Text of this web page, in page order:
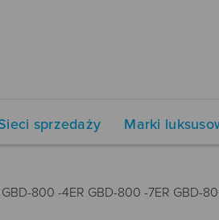
sprzedaży Marki
800 -4ER GBD-800 -7ER